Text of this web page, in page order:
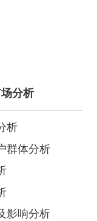
分析
析
群体分析
影响分析